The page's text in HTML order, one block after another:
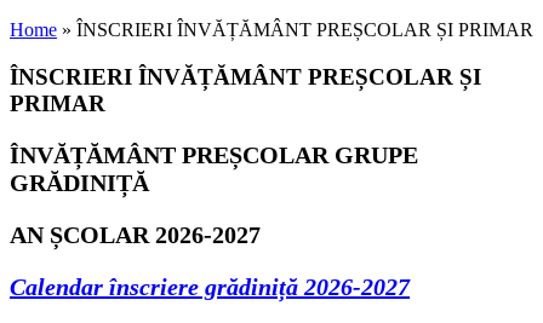
Home » ÎNSCRIERI ÎNVĂȚĂMÂNT PREȘCOLAR ȘI PRIMAR
ÎNSCRIERI ÎNVĂȚĂMÂNT PREȘCOLAR ȘI
PRIMAR
ÎNVĂȚĂMÂNT PREȘCOLAR GRUPE
GRĂDINIȚĂ
AN ȘCOLAR 2026-2027
Calendar înscriere grădiniță 2026-2027